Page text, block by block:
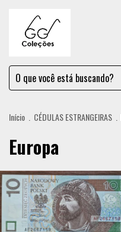
Início CÉDULAS ESTRANGEIRAS
Europa